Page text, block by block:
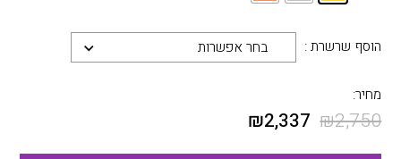
הוסף שרשרת : בחר אפשרות
מחיר:
₪2,750
₪2,337